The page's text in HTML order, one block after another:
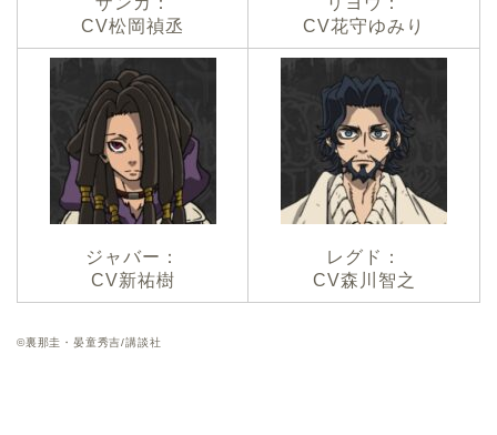
CV松岡禎丞
CV花守ゆみり
ジャバー：
CV新祐樹
レグド：
CV森川智之
©裏那圭・晏童秀吉/講談社